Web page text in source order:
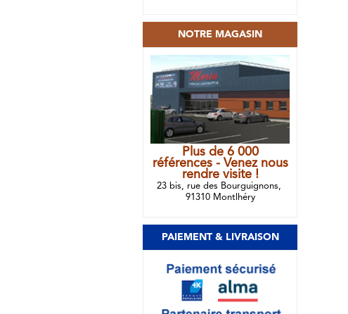
NOTRE MAGASIN
Plus de 6 000
références - Venez nous
rendre visite !
23 bis, rue des Bourguignons,
91310 Montlhéry
PAIEMENT & LIVRAISON